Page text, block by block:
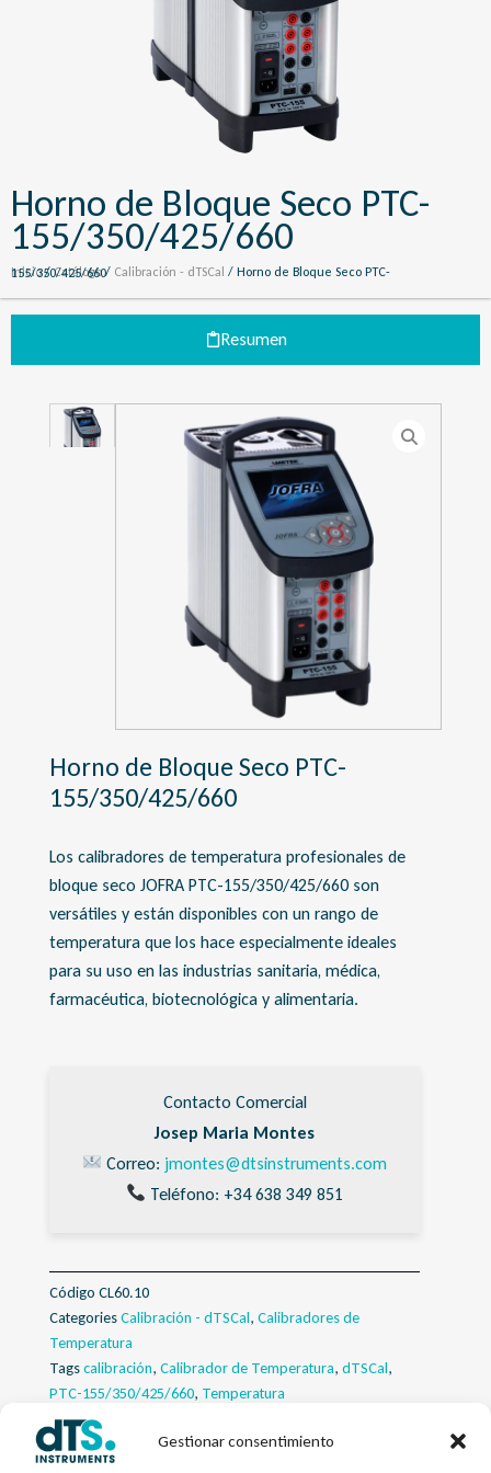
Gestionar consentimiento
Horno de Bloque Seco PTC-
155/350/425/660
Inicio/Catálogo/ Calibración - dTSCal
/ Horno de Bloque Seco PTC-155/350/425/660
Resumen
Horno de Bloque Seco PTC-
155/350/425/660
Los calibradores de temperatura profesionales de
bloque seco JOFRA PTC-155/350/425/660 son
versátiles y están disponibles con un rango de
temperatura que los hace especialmente ideales
para su uso en las industrias sanitaria, médica,
farmacéutica, biotecnológica y alimentaria.
Contacto Comercial
Josep Maria Montes
Correo: jmontes@dtsinstruments.com
Teléfono: +34 638 349 851
Código CL60.10
CategoriesCalibración - dTSCal, Calibradores de
Temperatura
Tagscalibración, Calibrador de Temperatura, dTSCal,
PTC-155/350/425/660, Temperatura